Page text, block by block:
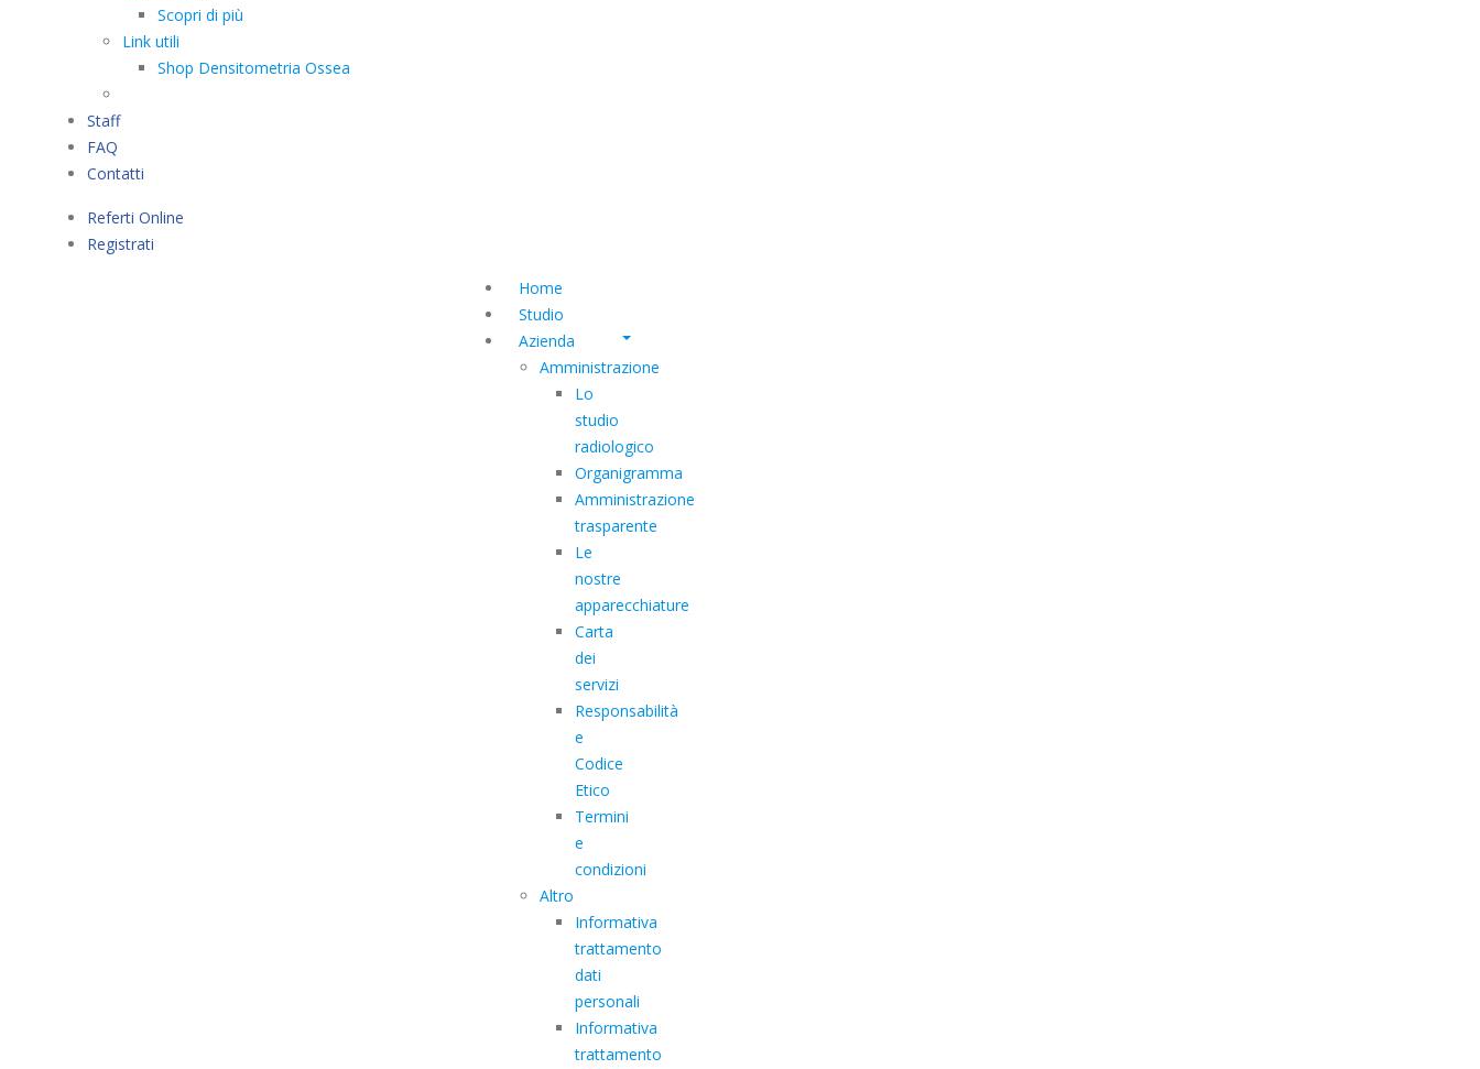
Scopri di più
Link utili
Shop Densitometria Ossea
Staff
FAQ
Contatti
Referti Online
Registrati
Home
Studio
Azienda
Amministrazione
Lo
studio
radiologico
Organigramma
Amministrazione
trasparente
Le
nostre
apparecchiature
Carta
dei
servizi
Responsabilità
e
Codice
Etico
Termini
e
condizioni
Altro
Informativa
trattamento
dati
personali
Informativa
trattamento